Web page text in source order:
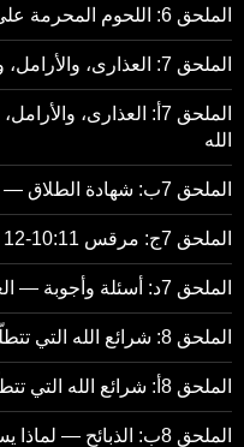
الملحق 6: اللحوم المحرمة على المسيحيين
الملحق 7: العذارى، والأرامل، والمطلقات: الزيجات التي يقبلها الله
الملحق 7أ: العذارى،
الله
الملحق 7ب: شهادة الطلاق — الحقائق والأساطير
الملحق 7ج: مرقس 10:11-12 والمساواة الزائفة في الزنا
الملحق 7د: أسئلة وأجوبة — العذارى، والأرامل، والمطلقات
الملحق 8: شرائع الله التي تتطلّب وجود الهيكل
الملحق 8أ: شرائع الله التي تتطلّب وجود الهيكل
الملحق 8ب: الذبائح — لماذا يستحيل حفظها اليوم